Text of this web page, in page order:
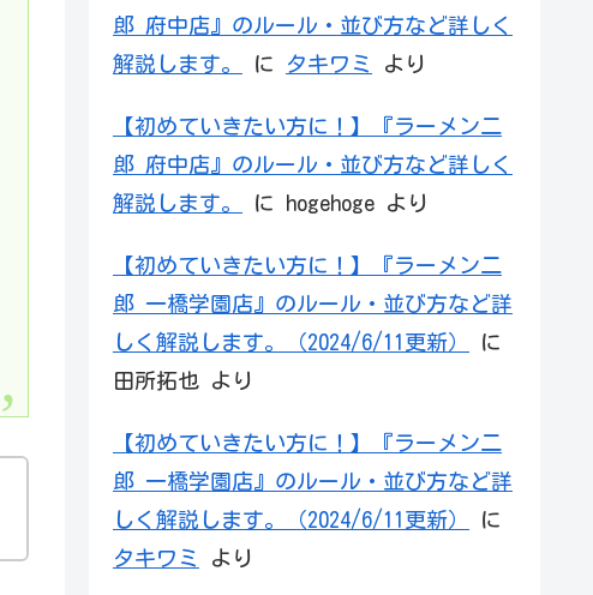
郎 府中店』のルール・並び方など詳しく
解説します。
に タキワミ より
【初めていきたい方に！】『ラーメン二
郎 府中店』のルール・並び方など詳しく
解説します。
に hogehoge より
【初めていきたい方に！】『ラーメン二
郎 一橋学園店』のルール・並び方など詳
しく解説します。（2024/6/11更新）
に
田所拓也 より
【初めていきたい方に！】『ラーメン二
郎 一橋学園店』のルール・並び方など詳
しく解説します。（2024/6/11更新）
に
タキワミ
より